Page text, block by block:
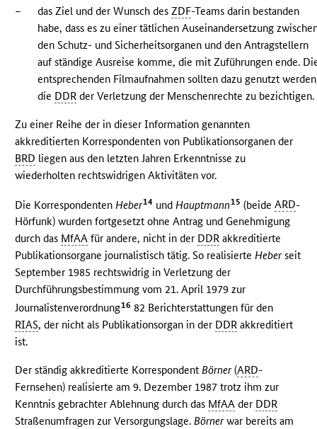
–
das Ziel und der Wunsch desZDF-Teams darin bestanden
habe, dass es zu einer tätlichen Auseinandersetzung
den Schutz- und Sicherheitsorganen und den Antragstellern
auf ständige Ausreise komme, die mit Zuführungen ende.
entsprechenden Filmaufnahmen sollten dazu genutzt
die DDR der Verletzung der Menschenrechte zu bezichtigen.
Zu einer Reihe der in dieser Information genannten
akkreditierten Korrespondenten von Publikationsorganen der
BRD liegen aus den letzten Jahren Erkenntnisse zu
wiederholten rechtswidrigen Aktivitäten vor.
Die Korrespondenten Heber14 und Hauptmann15 (beideARD-
Hörfunk) wurden fortgesetzt ohne Antrag und Genehmigung
durch das MfAA für andere, nicht in der DDR akkreditierte
Publikationsorgane journalistisch tätig. So realisierteHeberseit
September 1985 rechtswidrig in Verletzung der
Durchführungsbestimmung vom 21. April 1979 zur
Journalistenverordnung16 82 Berichterstattungen für den
RIAS, der nicht als Publikationsorgan in der DDR akkreditiert
ist.
Der ständig akkreditierte KorrespondentBörner(ARD-
Fernsehen) realisierte am 9. Dezember 1987 trotz ihm zur
Kenntnis gebrachter Ablehnung durch das MfAA der DDR
Straßenumfragen zur Versorgungslage.Börnerwar bereits am